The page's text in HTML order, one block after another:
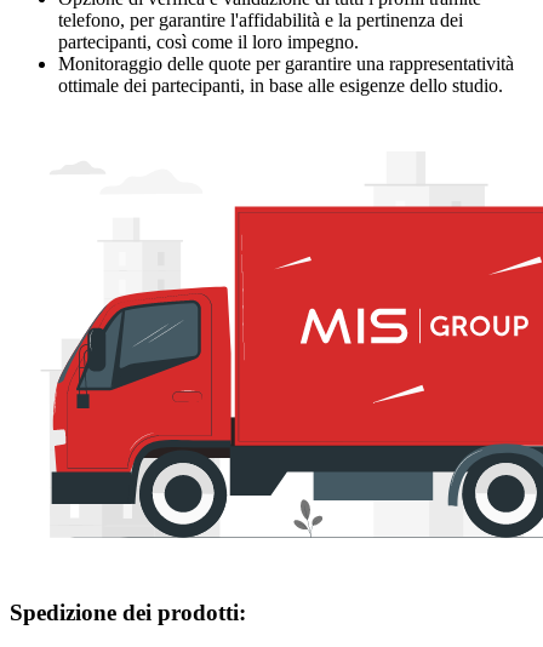
telefono, per garantire l'affidabilità e la pertinenza dei
partecipanti, così come il loro impegno.
Monitoraggio delle quote per garantire una rappresentatività
ottimale dei partecipanti, in base alle esigenze dello studio.
Spedizione dei prodotti: